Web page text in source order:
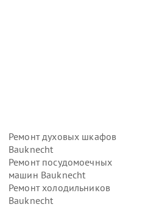
Ремонт духовых шкафов
Bauknecht
Ремонт посудомоечных
машин Bauknecht
Ремонт холодильников
Bauknecht